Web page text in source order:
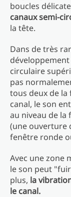
boucles
canaux semi-
la tête.
Dans de très
circulaire
pas
tous deux de la
canal, le son
au niveau de la
(une ouverture
fenêtre ronde
Avec une zone
le son peut
plus, la
le canal.